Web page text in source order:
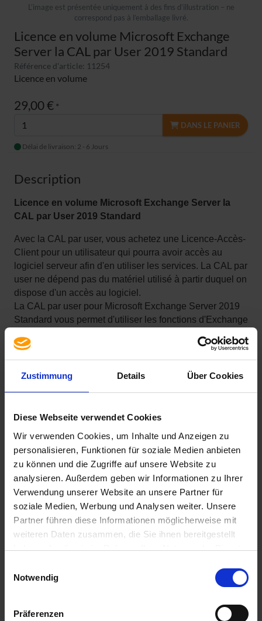
Zustimmung Details Über Cookies
Diese Webseite verwendet Cookies
Wir verwenden Cookies, um Inhalte und Anzeigen zu
personalisieren, Funktionen für soziale Medien anbieten
zu können und die Zugriffe auf unsere Website zu
analysieren. Außerdem geben wir Informationen zu Ihrer
Verwendung unserer Website an unsere Partner für
soziale Medien, Werbung und Analysen weiter. Unsere
Partner führen diese Informationen möglicherweise mit
weiteren Daten zusammen, die Sie ihnen bereitgestellt
haben oder die sie im Rahmen Ihrer Nutzung der Dienste
Cookies, wenn Sie unsere Webseite weiterhin nutzen.
Notwendig
Präferenzen
L’image est présentée uniquement à des fins d’illustration – ne
correspond pas à l’emballage livré.
Licence en volume Microsoft Exchange
Server la CAL par User 2019 Standard
Référence d'article: 11254
Licence en volume
29,00 € *
DANS LE PANIER
Délai de livraison: 2 - 6 Jours
Description
Licence en volume Microsoft Exchange Server la
CAL par User 2019 Standard
Avec la CAL par user, vous achetez une Licence-Accès-
Client pour un utilisateur qui pourra avoir accès au
logiciel serveur afin d'en utiliser les services. La CAL par
user ne dépend pas du matériel utilisé à partir duquel on
dispose d'un accès au logiciel.
La CAL par user pour Microsoft Exchange Server 2019
Standard vous permet d'utiliser les fonctions d'Exchange
calendrier.
Contenu de la livraison
Droit de licence
Langue
Single Language
Version
2019 Standard
Etat du produit
occasion